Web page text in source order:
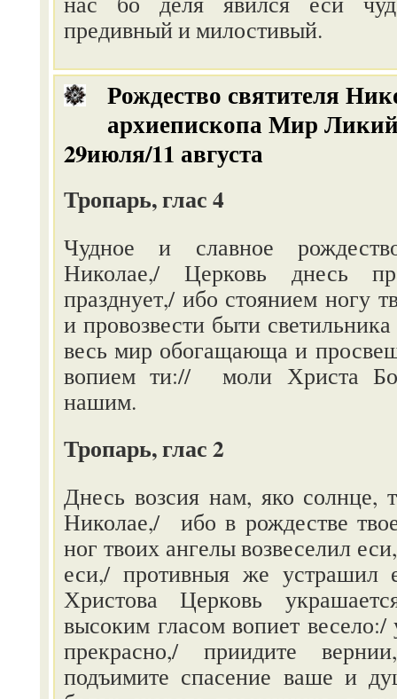
предивный и милостивый.
Рождество святителя
архиепископа Мир
29июля/11 августа
Тропарь, глас 4
Чудное и славное
Николае,/ Церковь днесь
празднует,/ ибо стоянием ногу
и провозвести быти
весь мир обогащающа и
вопием ти:// моли Христа
нашим.
Тропарь, глас 2
Днесь возсия нам, яко солнце,
Николае,/ ибо в рождестве
ног твоих ангелы возвеселил
еси,/ противныя же
Христова Церковь
высоким гласом вопиет весело:/
прекрасно,/ приидите
подъимите спасение ваше и